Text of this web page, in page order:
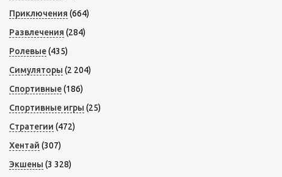
Приключения (664)
Развлечения (284)
Ролевые(435)
Симуляторы (2 204)
Спортивные(186)
Спортивные игры (25)
Стратегии (472)
Хентай (307)
Экшены (3 328)